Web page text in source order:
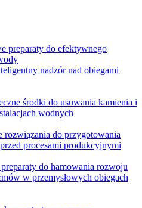
preparaty do efektywnego
nadzór nad obiegami
środki do usuwania kamienia i
wodnych
rozwiązania do przygotowania
procesami produkcyjnymi
do hamowania rozwoju
w przemysłowych obiegach